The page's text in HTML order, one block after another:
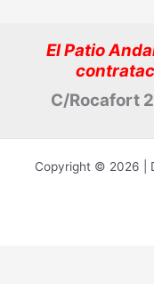
El Patio
C/Rocafort
Copyright © 2026 |